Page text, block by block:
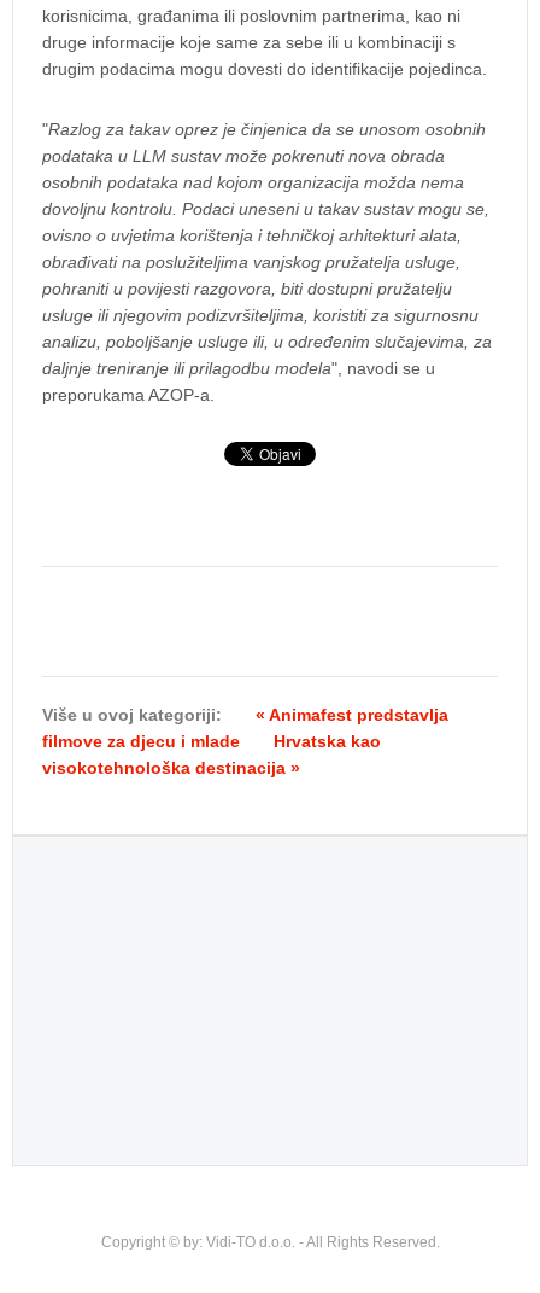
korisnicima, građanima ili poslovnim partnerima, kao ni
druge informacije koje same za sebe ili u kombinaciji s
drugim podacima mogu dovesti do identifikacije pojedinca.
"Razlog za takav oprez je činjenica da se unosom osobnih
podataka u LLM sustav može pokrenuti nova obrada
osobnih podataka nad kojom organizacija možda nema
dovoljnu kontrolu. Podaci uneseni u takav sustav mogu se,
ovisno o uvjetima korištenja i tehničkoj arhitekturi alata,
obrađivati na poslužiteljima vanjskog pružatelja usluge,
pohraniti u povijesti razgovora, biti dostupni pružatelju
usluge ili njegovim podizvršiteljima, koristiti za sigurnosnu
analizu, poboljšanje usluge ili, u određenim slučajevima, za
daljnje treniranje ili prilagodbu modela", navodi se u
preporukama AZOP-a.
Više u ovoj kategoriji:
« Animafest predstavlja
filmove za djecu i mlade
Hrvatska kao
visokotehnološka destinacija »
Copyright © by: Vidi-TO d.o.o. - All Rights Reserved.